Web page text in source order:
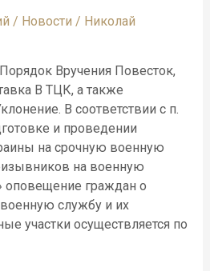
/ Новости / Николай
Вручения Повесток,
В ТЦК, а также
В соответствии с п.
и проведении
на срочную военную
на военную
оповещение граждан о
службу и их
участки осуществляется по